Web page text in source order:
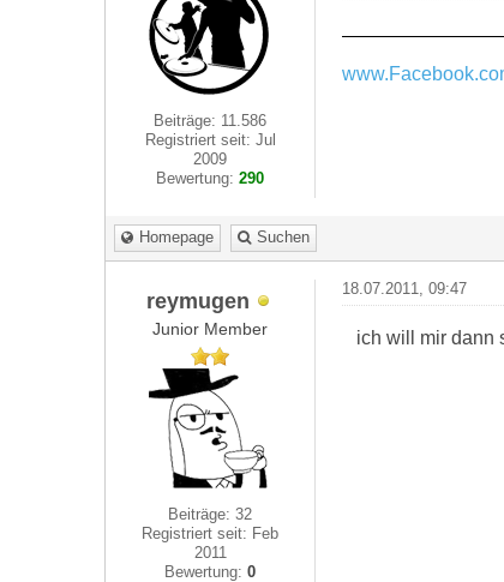
Beiträge: 11.586
Registriert seit: Jul
2009
Bewertung:290
Homepage Suchen
reymugen
Junior Member
Beiträge: 32
Registriert seit: Feb
2011
Bewertung:0
18.07.2011, 09:47
ich will mir dann